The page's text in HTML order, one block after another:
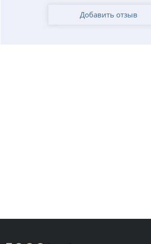
Добавить отзыв